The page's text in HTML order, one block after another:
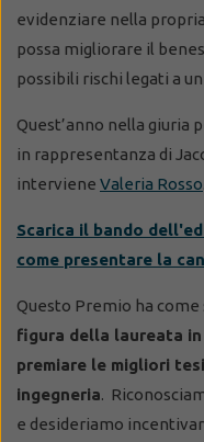
evidenziare nella
possa migliorare il
possibili rischi legati a
Quest’anno nella giuria
in rappresentanza di
interviene Valeria Rosso
Scarica il bando
come presentare la
Questo Premio ha come
figura della laureata
premiare le migliori
ingegneria.
e desideriamo